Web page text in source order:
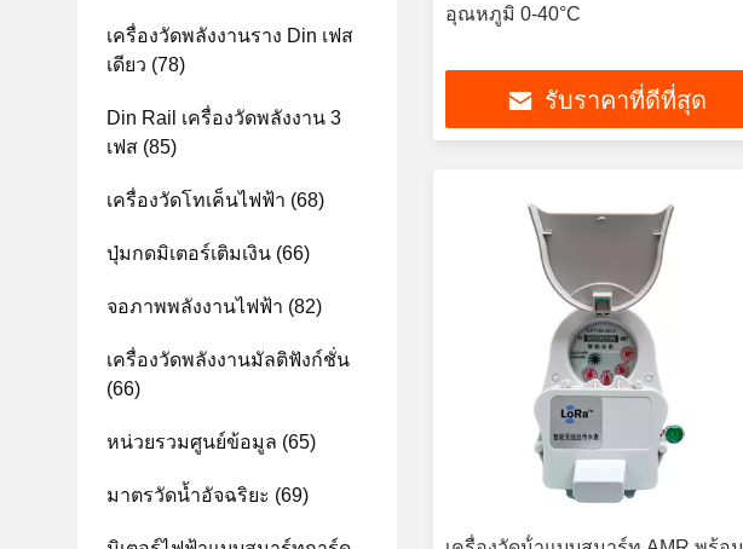
เครื่องวัดพลังงานราง Din เฟส
เดียว (78)
Din Rail เครื่องวัดพลังงาน 3
เฟส (85)
เครื่องวัดโทเค็นไฟฟ้า (68)
ปุ่มกดมิเตอร์เติมเงิน (66)
จอภาพพลังงานไฟฟ้า (82)
เครื่องวัดพลังงานมัลติฟังก์ชั่น
(66)
หน่วยรวมศูนย์ข้อมูล (65)
มาตรวัดน้ำอัจฉริยะ (69)
อุณหภูมิ 0-40°C
รับราคาที่ดีที่สุด